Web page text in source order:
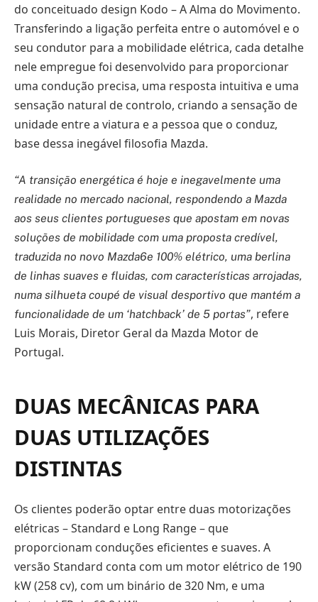
do conceituado design Kodo – A Alma do Movimento.
Transferindo a ligação perfeita entre o automóvel e o
seu condutor para a mobilidade elétrica, cada detalhe
nele empregue foi desenvolvido para proporcionar
uma condução precisa, uma resposta intuitiva e uma
sensação natural de controlo, criando a sensação de
unidade entre a viatura e a pessoa que o conduz,
base dessa inegável filosofia Mazda.
“A transição energética é hoje e inegavelmente uma
realidade no mercado nacional, respondendo a Mazda
aos seus clientes portugueses que apostam em novas
soluções de mobilidade com uma proposta credível,
traduzida no novo Mazda6e 100% elétrico, uma berlina
de linhas suaves e fluidas, com características arrojadas,
numa silhueta coupé de visual desportivo que mantém a
funcionalidade de um ‘hatchback’ de 5 portas”, refere
Luis Morais, Diretor Geral da Mazda Motor de
Portugal.
DUAS MECÂNICAS PARA
DUAS UTILIZAÇÕES
DISTINTAS
Os clientes poderão optar entre duas motorizações
elétricas – Standard e Long Range – que
proporcionam conduções eficientes e suaves. A
versão Standard conta com um motor elétrico de 190
kW (258 cv), com um binário de 320 Nm, e uma